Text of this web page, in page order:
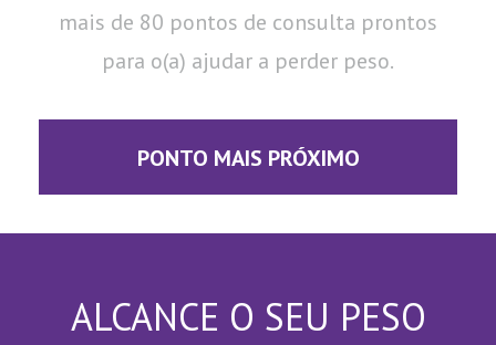
mais de 80 pontos de consulta prontos
para o(a) ajudar a perder peso.
PONTO MAIS PRÓXIMO
ALCANCE O SEU PESO